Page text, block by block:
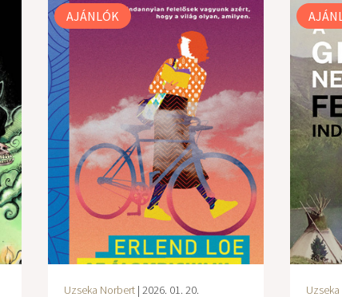
AJÁNLÓK
Uzseka Norbert| 2026. 01. 20.